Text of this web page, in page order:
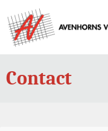
Contact